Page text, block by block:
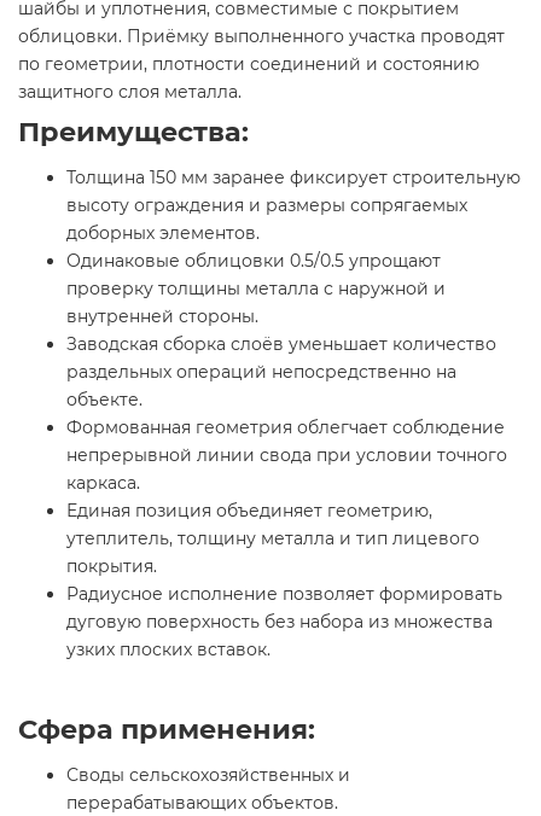
шайбы и уплотнения, совместимые с покрытием
облицовки. Приёмку выполненного участка проводят
по геометрии, плотности соединений и состоянию
защитного слоя металла.
Преимущества:
Толщина 150 мм заранее фиксирует строительную
высоту ограждения и размеры сопрягаемых
доборных элементов.
Одинаковые облицовки 0.5/0.5 упрощают
проверку толщины металла с наружной и
внутренней стороны.
Заводская сборка слоёв уменьшает количество
раздельных операций непосредственно на
объекте.
Формованная геометрия облегчает соблюдение
непрерывной линии свода при условии точного
каркаса.
Единая позиция объединяет геометрию,
утеплитель, толщину металла и тип лицевого
покрытия.
Радиусное исполнение позволяет формировать
дуговую поверхность без набора из множества
узких плоских вставок.
Сфера применения:
Своды сельскохозяйственных и
перерабатывающих объектов.